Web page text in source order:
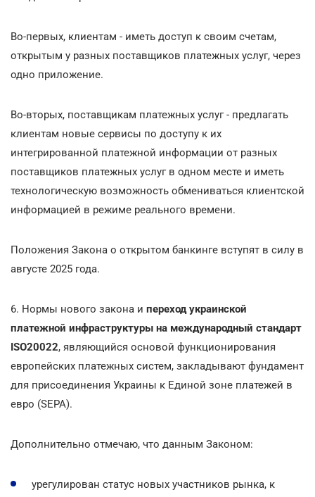
Во-первых, клиентам - иметь доступ к своим счетам,
открытым у разных поставщиков платежных услуг, через
одно приложение.
Во-вторых, поставщикам платежных услуг - предлагать
клиентам новые сервисы по доступу к их
интегрированной платежной информации от разных
поставщиков платежных услуг в одном месте и иметь
технологическую возможность обмениваться клиентской
информацией в режиме реального времени.
Положения Закона о открытом банкинге вступят в силу в
августе 2025 года.
6. Нормы нового закона и переход украинской
платежной инфраструктуры на международный стандарт
ISO20022, являющийся основой функционирования
европейских платежных систем, закладывают фундамент
для присоединения Украины к Единой зоне платежей в
евро (SEPA).
Дополнительно отмечаю, что данным Законом:
урегулирован статус новых участников рынка, к